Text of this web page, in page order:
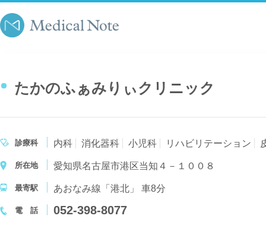
たかのふぁみりぃクリニック
診療科 内科 消化器科 小児科 リハビリテーション
所在地 愛知県名古屋市港区当知４－１００８
最寄駅 あおなみ線「港北」 車8分
電 話 052-398-8077